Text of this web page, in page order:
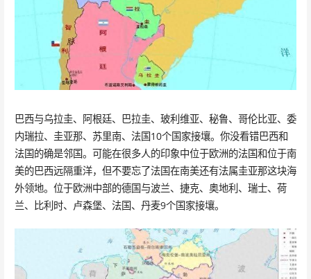
巴西与乌拉圭、阿根廷、巴拉圭、玻利维亚、秘鲁、哥伦比亚、委
内瑞拉、圭亚那、苏里南、法国10个国家接壤。你没看错巴西和
法国的确是邻国。可能在很多人的印象中位于欧洲的法国和位于南
美的巴西远隔重洋，但不要忘了法国在南美还有法属圭亚那这块海
外领地。位于欧洲中部的德国与波兰、捷克、奥地利、瑞士、荷
兰、比利时、卢森堡、法国、丹麦9个国家接壤。